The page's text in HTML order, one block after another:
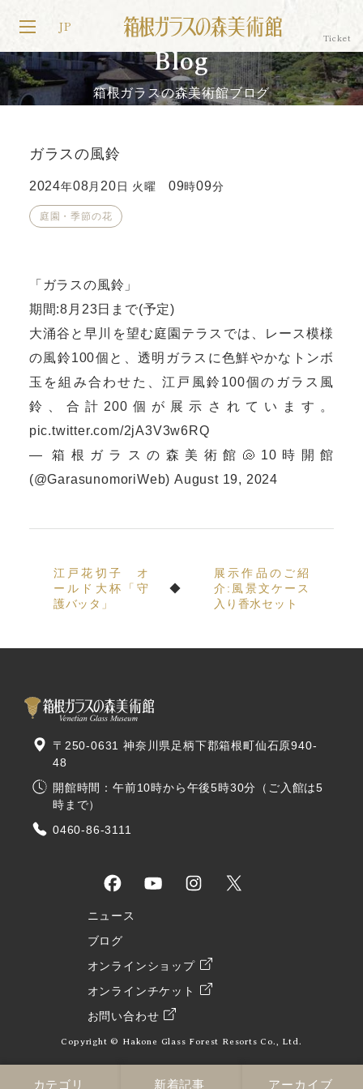
JP
Blog
箱根ガラスの森美術館ブログ
ガラスの風鈴
2024年08 月 20 日 火曜 09時09分
庭園・季節の花
「ガラスの風鈴」
期間:8月23日まで(予定)
大涌谷と早川を望む庭園テラスでは、レース模様
の風鈴100個と、透明ガラスに色鮮やかなトンボ
玉を組み合わせた、江戸風鈴100個のガラス風
鈴、合計200個が展示されています。
pic.twitter.com/2jA3V3w6RQ
— 箱根ガラスの森美術館🐚10時開館
(@GarasunomoriWeb)August 19, 2024
江戸花切子 オ
ールド大杯「守
護バッタ」
展示作品のご紹
介:風景文ケース
入り香水セット
カテゴリ 新着記事 アーカイブ
ニュース
ブログ
オンラインショップ
オンラインチケット
お問い合わせ
〒250-0631 神奈川県足柄下郡箱根町仙石原940-
48
開館時間：午前10時から午後5時30分（ご入館は5
時まで）
0460-86-3111
Copyright © Hakone Glass Forest Resorts Co., Ltd.